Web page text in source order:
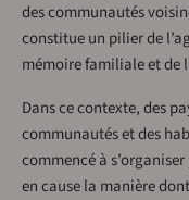
des communautés
constitue un pilier de
mémoire familiale et de
Dans ce contexte, des
communautés et des
commencé à
en cause la manière